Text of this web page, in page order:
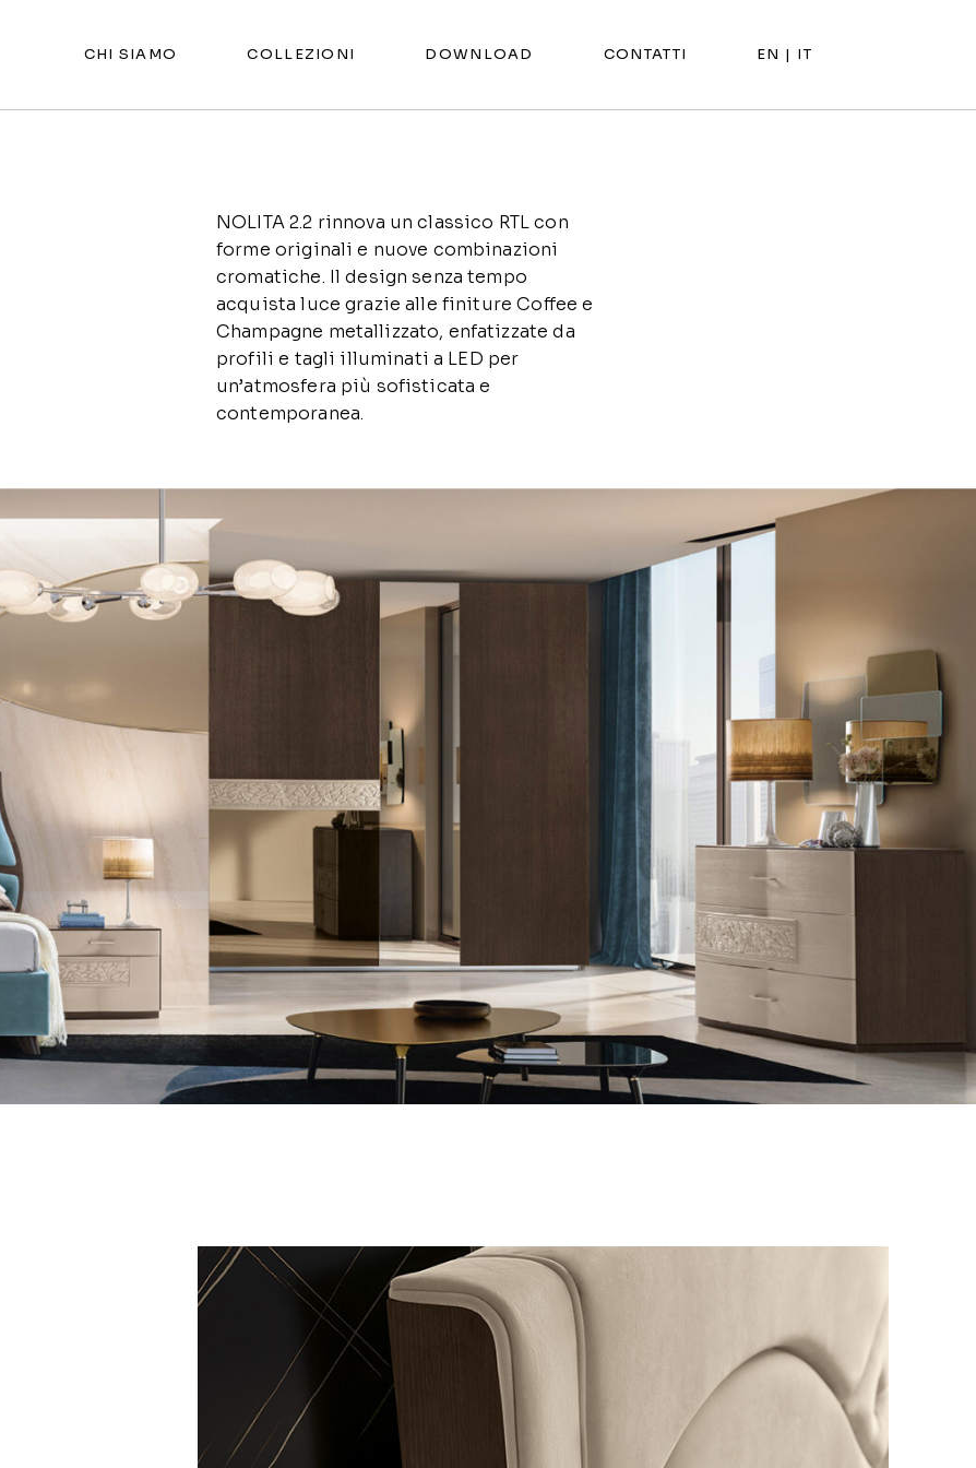
CHI SIAMO COLLEZIONI DOWNLOAD CONTATTI EN | IT
NOLITA 2.2 rinnova un classico RTL con
forme originali e nuove combinazioni
cromatiche. Il design senza tempo
acquista luce grazie alle finiture Coffee e
Champagne metallizzato, enfatizzate da
profili e tagli illuminati a LED per
un’atmosfera più sofisticata e
contemporanea.